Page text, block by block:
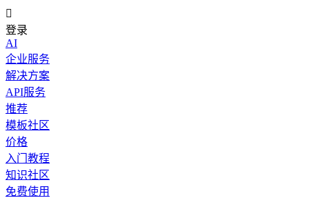

登录
AI
企业服务
解决方案
API服务
推荐
模板社区
价格
入门教程
知识社区
免费使用